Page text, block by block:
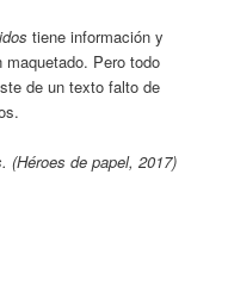
tiene información y
Pero todo
de un texto falto de
(Héroes de papel, 2017)